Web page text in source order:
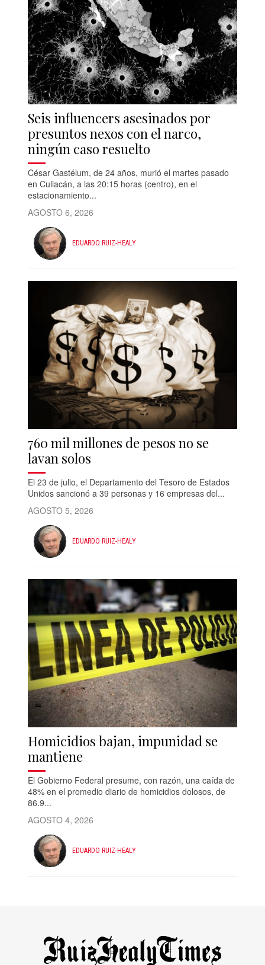
Seis influencers asesinados por
presuntos nexos con el narco,
ningún caso resuelto
César Gastélum, de 24 años, murió el martes pasado
en Culiacán, a las 20:15 horas (centro), en el
estacionamiento...
AGOSTO 6, 2026
EDUARDO RUIZ-HEALY
760 mil millones de pesos no se
lavan solos
El 23 de julio, el Departamento del Tesoro de Estados
Unidos sancionó a 39 personas y 16 empresas del...
AGOSTO 5, 2026
EDUARDO RUIZ-HEALY
Homicidios bajan, impunidad se
mantiene
El Gobierno Federal presume, con razón, una caída de
48% en el promedio diario de homicidios dolosos, de
86.9...
AGOSTO 4, 2026
EDUARDO RUIZ-HEALY